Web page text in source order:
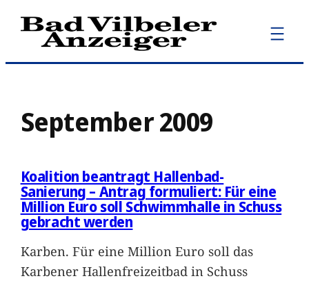
Zum
Inhalt
September 2009
Koalition beantragt Hallenbad-
Sanierung – Antrag formuliert: Für eine
Million Euro soll Schwimmhalle in Schuss
gebracht werden
Karben. Für eine Million Euro soll das
Karbener Hallenfreizeitbad in Schuss